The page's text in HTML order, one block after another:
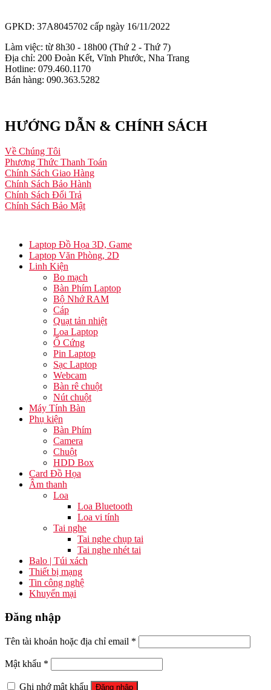
GPKD: 37A8045702 cấp ngày 16/11/2022
Làm việc: từ 8h30 - 18h00 (Thứ 2 - Thứ 7)
Địa chỉ: 200 Đoàn Kết, Vĩnh Phước, Nha Trang
Hotline: 079.460.1170
Bán hàng: 090.363.5282
HƯỚNG DẪN & CHÍNH SÁCH
Về Chúng Tôi
Phương Thức Thanh Toán
Chính Sách Giao Hàng
Chính Sách Bảo Hành
Chính Sách Đổi Trả
Chính Sách Bảo Mật
Laptop Đồ Họa 3D, Game
Laptop Văn Phòng, 2D
Linh Kiện
Bo mạch
Bàn Phím Laptop
Bộ Nhớ RAM
Cáp
Quạt tản nhiệt
Loa Laptop
Ổ Cứng
Pin Laptop
Sạc Laptop
Webcam
Bàn rê chuột
Nút chuột
Máy Tính Bàn
Phụ kiện
Bàn Phím
Camera
Chuột
HDD Box
Card Đồ Họa
Âm thanh
Loa
Loa Bluetooth
Loa vi tính
Tai nghe
Tai nghe chụp tai
Tai nghe nhét tai
Balo | Túi xách
Thiết bị mạng
Tin công nghệ
Khuyến mại
Đăng nhập
Tên tài khoản hoặc địa chỉ email *
Mật khẩu *
Ghi nhớ mật khẩu Đăng nhập